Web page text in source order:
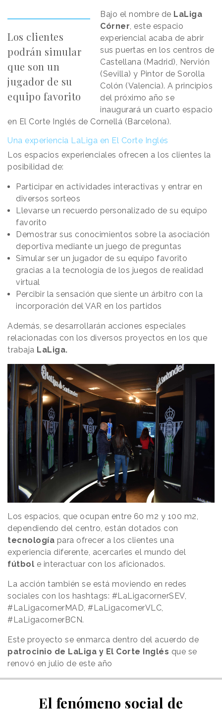
Los clientes
podrán simular
que son un
jugador de su
equipo favorito
Bajo el nombre de LaLiga
Córner, este espacio
experiencial acaba de abrir
sus puertas en los centros de
Castellana (Madrid), Nervión
(Sevilla) y Pintor de Sorolla
Colón (Valencia). A principios
del próximo año se
inaugurará un cuarto espacio
en El Corte Inglés de Cornellá (Barcelona).
Una experiencia LaLiga en El Corte Inglés
Los espacios experienciales ofrecen a los clientes la
posibilidad de:
Participar en actividades interactivas y entrar en
diversos sorteos
Llevarse un recuerdo personalizado de su equipo
favorito
Demostrar sus conocimientos sobre la asociación
deportiva mediante un juego de preguntas
Simular ser un jugador de su equipo favorito
gracias a la tecnología de los juegos de realidad
virtual
Percibir la sensación que siente un árbitro con la
incorporación del VAR en los partidos
Además, se desarrollarán acciones especiales
relacionadas con los diversos proyectos en los que
trabaja LaLiga.
Los espacios, que ocupan entre 60 m2 y 100 m2,
dependiendo del centro, están dotados con
tecnología para ofrecer a los clientes una
experiencia diferente, acercarles el mundo del
fútbol e interactuar con los aficionados.
La acción también se está moviendo en redes
sociales con los hashtags: #LaLigacornerSEV,
#LaLigacornerMAD, #LaLigacornerVLC,
#LaLigacornerBCN.
Este proyecto se enmarca dentro del acuerdo de
patrocinio de LaLiga y El Corte Inglés que se
renovó en julio de este año
El fenómeno social de